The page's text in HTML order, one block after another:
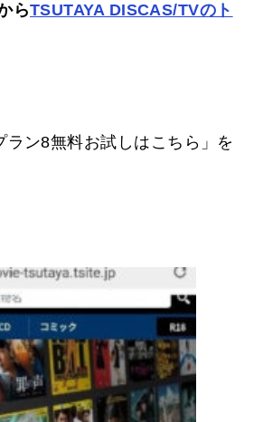
らTSUTAYA DISCAS/TVのト
ラン8無料お試しはこちら」を